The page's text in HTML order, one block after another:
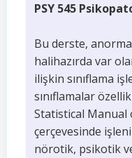
PSY 545
Bu derste,
halihazırda var
ilişkin sınıflama
sınıflamalar
Statistical
çerçevesinde
nörotik, psikotik